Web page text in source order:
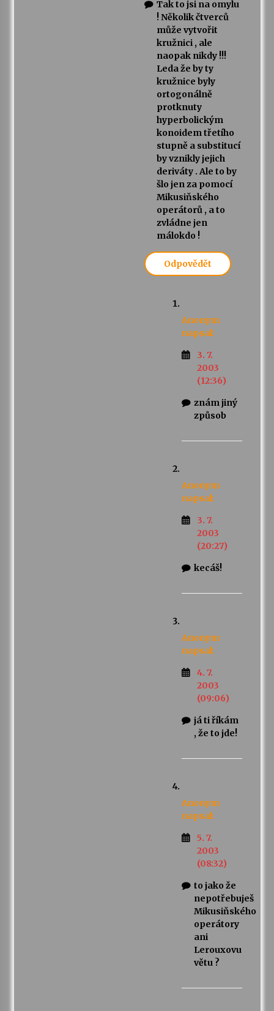
Tak to jsi na omylu
! Několik čtverců
může vytvořit
kružnici , ale
naopak nikdy !!!
Leda že by ty
kružnice byly
ortogonálně
protknuty
hyperbolickým
konoidem třetího
stupně a substitucí
by vznikly jejich
deriváty . Ale to by
šlo jen za pomocí
Mikusiňského
operátorů , a to
zvládne jen
málokdo !
Odpovědět
Anonym
napsal:
3. 7.
2003
(12:36)
znám jiný
způsob
Anonym
napsal:
3. 7.
2003
(20:27)
kecáš!
Anonym
napsal:
4. 7.
2003
(09:06)
já ti říkám
, že to jde!
Anonym
napsal:
5. 7.
2003
(08:32)
to jako že
nepotřebuješ
Mikusiňského
operátory
ani
Lerouxovu
větu ?